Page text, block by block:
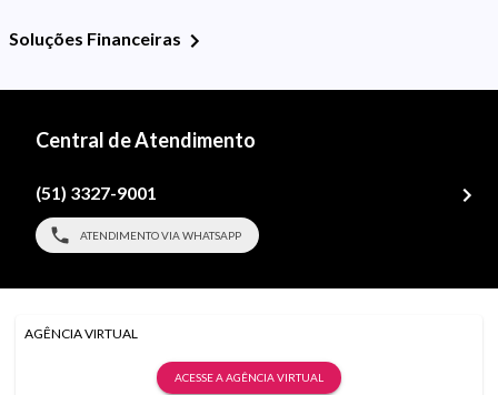
Soluções Financeiras
Central de Atendimento
(51) 3327-9001
ATENDIMENTO VIA WHATSAPP
AGÊNCIA VIRTUAL
ACESSE A AGÊNCIA VIRTUAL